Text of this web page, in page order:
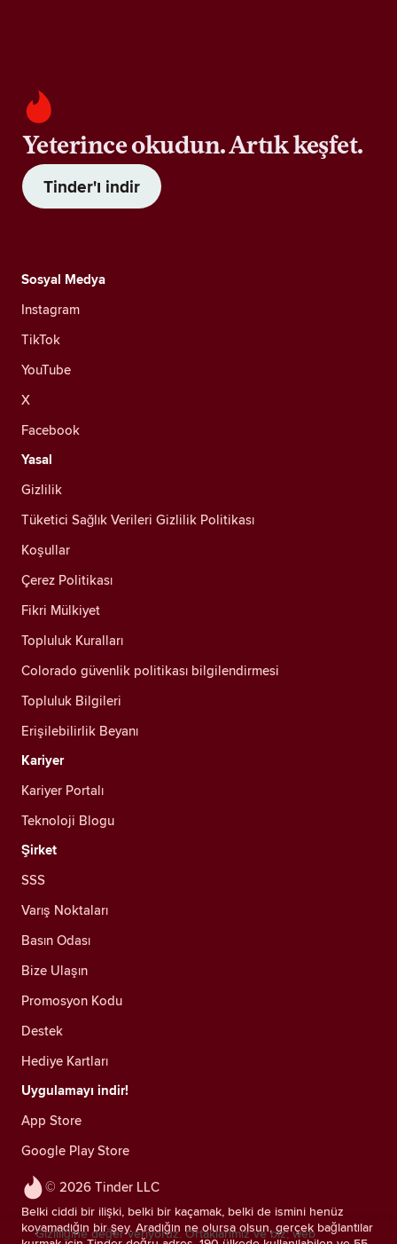
Yeterince okudun. Artık keşfet.
Tinder'ı indir
© 2026 Tinder LLC
Belki ciddi bir ilişki, belki bir kaçamak, belki de ismini henüz
koyamadığın bir şey. Aradığın ne olursa olsun, gerçek bağlantılar
Sosyal Medya
Instagram
TikTok
YouTube
X
Facebook
Yasal
Gizlilik
Tüketici Sağlık Verileri Gizlilik Politikası
Koşullar
Çerez Politikası
Fikri Mülkiyet
Topluluk Kuralları
Colorado güvenlik politikası bilgilendirmesi
Topluluk Bilgileri
Erişilebilirlik Beyanı
Kariyer
Kariyer Portalı
Teknoloji Blogu
Şirket
SSS
Varış Noktaları
Basın Odası
Bize Ulaşın
Promosyon Kodu
Destek
Hediye Kartları
Uygulamayı indir!
App Store
Google Play Store
Gizliliğine değer veriyoruz. Ortaklarımız ve biz; web